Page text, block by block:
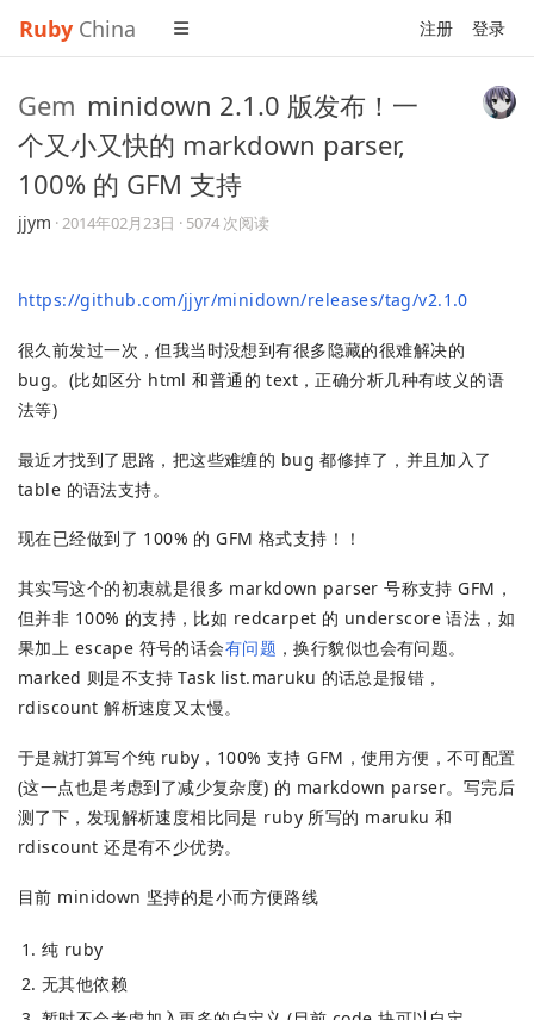
Ruby China 注册 登录
Gem minidown 2.1.0 版发布！一
个又小又快的 markdown parser,
100% 的 GFM 支持
jjym ·2014年02月23日 · 5074 次阅读
https://github.com/jjyr/minidown/releases/tag/v2.1.0
很久前发过一次，但我当时没想到有很多隐藏的很难解决的
bug。(比如区分 html 和普通的 text，正确分析几种有歧义的语
法等)
最近才找到了思路，把这些难缠的 bug 都修掉了，并且加入了
table 的语法支持。
现在已经做到了 100% 的 GFM 格式支持！！
其实写这个的初衷就是很多 markdown parser 号称支持 GFM，
但并非 100% 的支持，比如 redcarpet 的 underscore 语法，如
果加上 escape 符号的话会有问题 ，换行貌似也会有问题。
marked 则是不支持 Task list.maruku 的话总是报错，
rdiscount 解析速度又太慢。
于是就打算写个纯 ruby，100% 支持 GFM，使用方便，不可配置
(这一点也是考虑到了减少复杂度) 的 markdown parser。写完后
测了下，发现解析速度相比同是 ruby 所写的 maruku 和
rdiscount 还是有不少优势。
目前 minidown 坚持的是小而方便路线
纯 ruby
无其他依赖